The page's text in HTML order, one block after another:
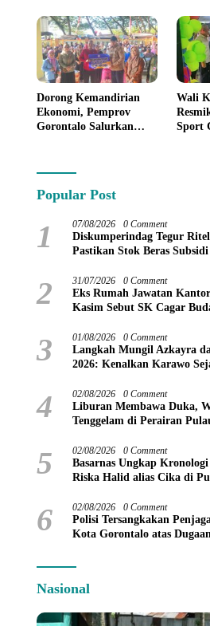
Dorong Kemandirian
Ekonomi, Pemprov
Gorontalo Salurkan
Pelaku Usaha
Wali
Sport
Popular Post
1 07/08/2026 0 Comment
Diskumperindag Tegur
Pastikan Stok Beras
2 31/07/2026 0 Comment
Eks Rumah Jawatan
Kasim Sebut SK Cagar
3 01/08/2026 0 Comment
Langkah Mungil Azkayra
2026: Kenalkan Karawo
4 02/08/2026 0 Comment
Liburan Membawa Duka,
Tenggelam di Perairan
5 02/08/2026 0 Comment
Basarnas Ungkap
Riska Halid alias Cika di
6 02/08/2026 0 Comment
Polisi Tersangkakan
Kota Gorontalo atas
Nasional